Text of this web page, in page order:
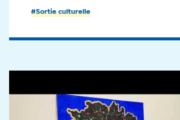
#Sortie culturelle